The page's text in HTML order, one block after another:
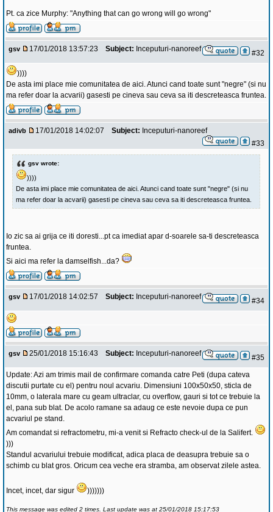
Pt. ca zice Murphy: "Anything that can go wrong will go wrong"
gsv 17/01/2018 13:57:23 Subject: Inceputuri-nanoreef #32
))))
De asta imi place mie comunitatea de aici. Atunci cand toate sunt "negre" (si nu
ma refer doar la acvarii) gasesti pe cineva sau ceva sa iti descreteasca fruntea.
adivb 17/01/2018 14:02:07 Subject: Inceputuri-nanoreef
#33
gsv wrote:
))))
De asta imi place mie comunitatea de aici. Atunci cand toate sunt "negre" (si nu
ma refer doar la acvarii) gasesti pe cineva sau ceva sa iti descreteasca fruntea.
Io zic sa ai grija ce iti doresti...pt ca imediat apar d-soarele sa-ti descreteasca
fruntea.
Si aici ma refer la damselfish...da?
gsv 17/01/2018 14:02:57 Subject: Inceputuri-nanoreef #34
gsv 25/01/2018 15:16:43 Subject: Inceputuri-nanoreef
#35
Update: Azi am trimis mail de confirmare comanda catre Peti (dupa cateva
discutii purtate cu el) pentru noul acvariu. Dimensiuni 100x50x50, sticla de
10mm, o laterala mare cu geam ultraclar, cu overflow, gauri si tot ce trebuie la
el, pana sub blat. De acolo ramane sa adaug ce este nevoie dupa ce pun
acvariul pe stand.
Am comandat si refractometru, mi-a venit si Refracto check-ul de la Salifert.
)))
Standul acvariului trebuie modificat, adica placa de deasupra trebuie sa o
schimb cu blat gros. Oricum cea veche era stramba, am observat zilele astea.
Incet, incet, dar sigur )))))))
This message was edited 2 times. Last update was at 25/01/2018 15:17:53